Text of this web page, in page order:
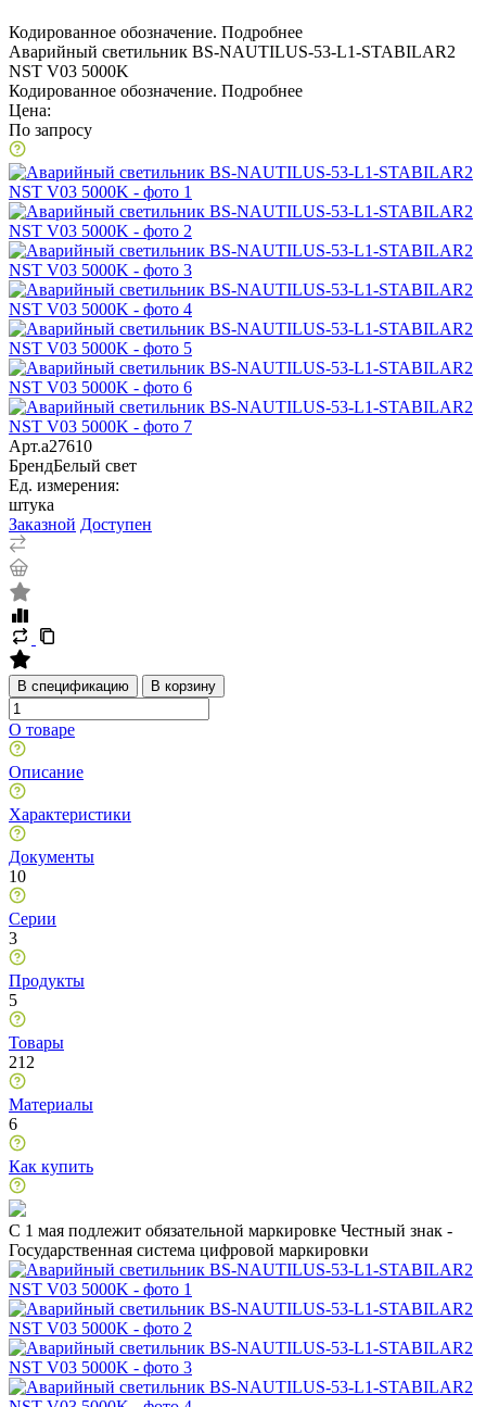
Кодированное обозначение. Подробнее
Аварийный светильник BS-NAUTILUS-53-L1-STABILAR2
NST V03 5000K
Кодированное обозначение. Подробнее
Цена:
По запросу
Арт.a27610
БрендБелый свет
Ед. измерения:
штука
Заказной Доступен
В спецификацию В корзину
О товаре
Описание
Характеристики
Документы
10
Серии
3
Продукты
5
Товары
212
Материалы
6
Как купить
C 1 мая подлежит обязательной маркировке Честный знак -
Государственная система цифровой маркировки